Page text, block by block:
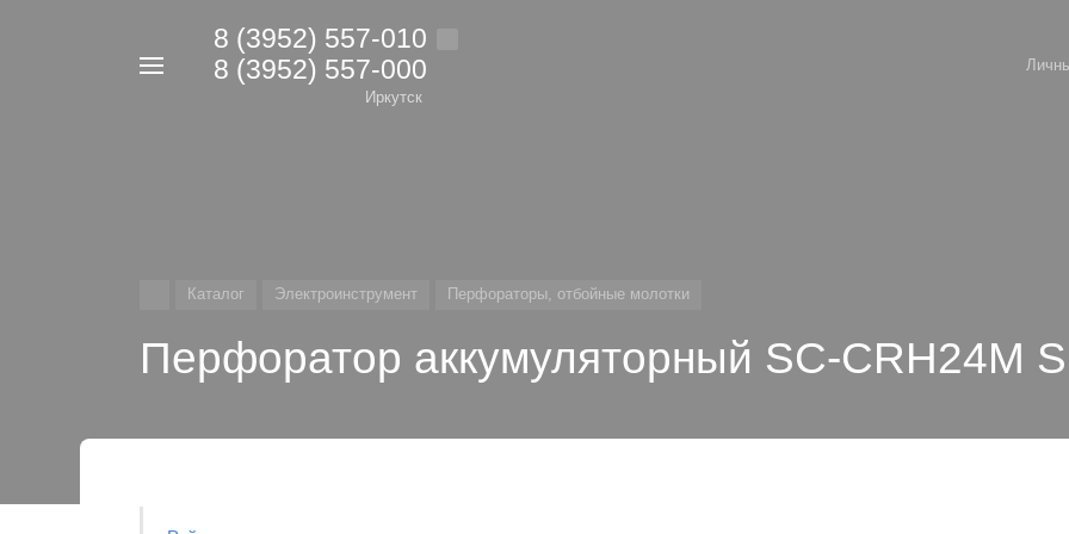
8 (3952) 557-010
8 (3952) 557-000
Иркутск
Каталог Электроинструмент Перфораторы, отбойные молотки
Перфоратор аккумуляторный SC-CRH24M